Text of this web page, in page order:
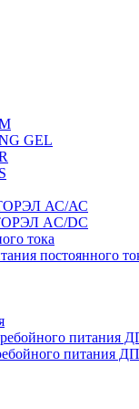
GEL
ТОРЭЛ АС/АС
AC/DC
тока
постоянного
питания
питания